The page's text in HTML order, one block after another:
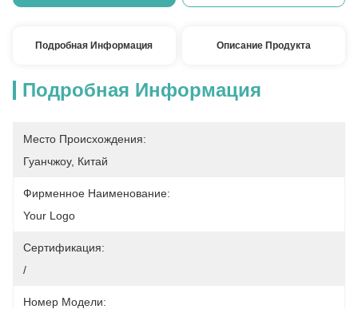
Подробная Информация Описание Продукта
Подробная Информация
Место Происхождения:
Гуанчжоу, Китай
Фирменное Наименование:
Your Logo
Сертификация:
/
Номер Модели: